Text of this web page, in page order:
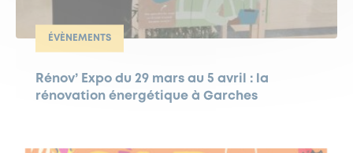
ÉVÈNEMENTS
Rénov’ Expo du 29 mars au 5 avril : la
rénovation énergétique à Garches